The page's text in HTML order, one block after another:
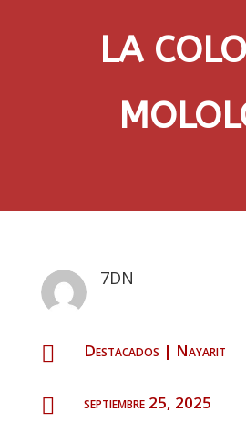
LA
7DN
 Destacados | Nayarit
 septiembre 25, 2025